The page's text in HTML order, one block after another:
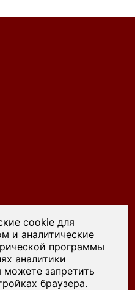
использовании
на страницах
обязательна.
cookie для
и аналитические
программы
аналитики
запретить
браузера.